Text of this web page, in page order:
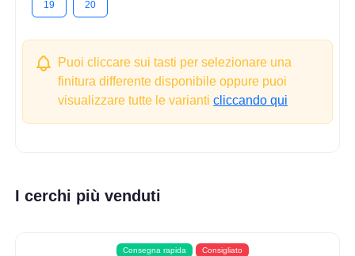
19 20
Puoi cliccare sui tasti per selezionare una
finitura differente disponibile oppure puoi
visualizzare tutte le varianticliccando qui
I cerchi più venduti
Consegna rapida Consigliato